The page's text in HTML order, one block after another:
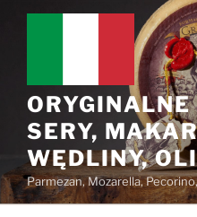
Przejdź
SERY,
WĘDLINY,
Parmezan, Mozarella,